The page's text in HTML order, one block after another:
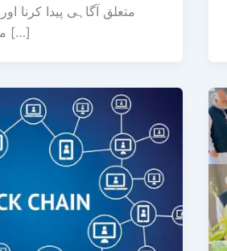
متعلق آگاہی پیدا کرنا
مثبت سوچ اور ذہنی […]